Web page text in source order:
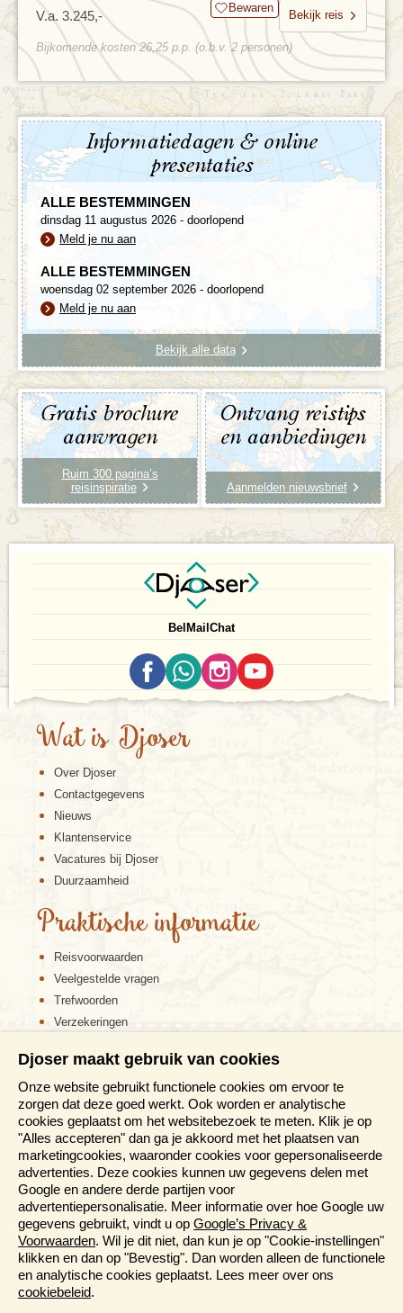
V.a. 3.245,- Bewaren
Bekijk reis
Bijkomende kosten 26,25 p.p. (o.b.v. 2 personen)
Informatiedagen & online
presentaties
ALLE BESTEMMINGEN
dinsdag 11 augustus 2026 - doorlopend
Meld je nu aan
ALLE BESTEMMINGEN
woensdag 02 september 2026 - doorlopend
Meld je nu aan
Bekijk alle data
Gratis brochure
aanvragen
Ruim 300 pagina’s
reisinspiratie
Ontvang reistips
en aanbiedingen
Aanmelden nieuwsbrief
Bel Mail Chat
Wat is Djoser
Over Djoser
Contactgegevens
Nieuws
Klantenservice
Vacatures bij Djoser
Duurzaamheid
Praktische informatie
Reisvoorwaarden
Veelgestelde vragen
Trefwoorden
Verzekeringen
Disclaimer
Cookiebeleid
Privacy verklaring
Reis en boek met Djoser zekerheid
Meer weten?
Brochure aanvragen
Presentaties en Informatiedagen
Magazine
Aanmelden nieuwsbrief
Djoser maakt gebruik van cookies
Onze website gebruikt functionele cookies om ervoor te
zorgen dat deze goed werkt. Ook worden er analytische
cookies geplaatst om het websitebezoek te meten. Klik je op
"Alles accepteren" dan ga je akkoord met het plaatsen van
marketingcookies, waaronder cookies voor gepersonaliseerde
advertenties. Deze cookies kunnen uw gegevens delen met
Google en andere derde partijen voor
advertentiepersonalisatie. Meer informatie over hoe Google uw
gegevens gebruikt, vindt u op Google’s Privacy &
Voorwaarden. Wil je dit niet, dan kun je op "Cookie-instellingen"
klikken en dan op "Bevestig". Dan worden alleen de functionele
en analytische cookies geplaatst. Lees meer over ons
cookiebeleid.